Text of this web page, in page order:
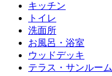
キッチン
トイレ
洗面所
お風呂・浴室
ウッドデッキ
テラス・サンルーム